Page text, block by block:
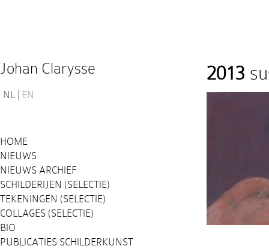
Johan Clarysse
NL EN
HOME
NIEUWS
NIEUWS ARCHIEF
SCHILDERIJEN (SELECTIE)
TEKENINGEN (SELECTIE)
COLLAGES (SELECTIE)
BIO
PUBLICATIES SCHILDERKUNST
2013